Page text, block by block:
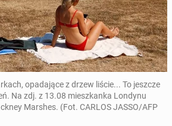
opadające z drzew liście... To jeszcze
Na zdj. z 13.08 mieszkanka Londynu
Marshes. (Fot. CARLOS JASSO/AFP